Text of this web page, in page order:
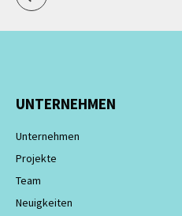
UNTERNEHMEN
Unternehmen
Projekte
Team
Neuigkeiten